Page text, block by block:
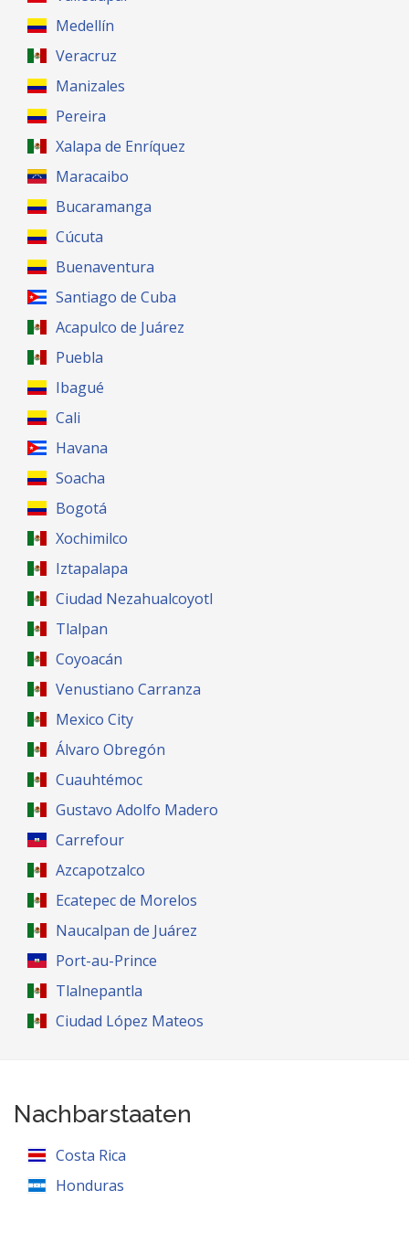
Medellín
Veracruz
Manizales
Pereira
Xalapa de Enríquez
Maracaibo
Bucaramanga
Cúcuta
Buenaventura
Santiago de Cuba
Acapulco de Juárez
Puebla
Ibagué
Cali
Havana
Soacha
Bogotá
Xochimilco
Iztapalapa
Ciudad Nezahualcoyotl
Tlalpan
Coyoacán
Venustiano Carranza
Mexico City
Álvaro Obregón
Cuauhtémoc
Gustavo Adolfo Madero
Carrefour
Azcapotzalco
Ecatepec de Morelos
Naucalpan de Juárez
Port-au-Prince
Tlalnepantla
Ciudad López Mateos
Nachbarstaaten
Costa Rica
Honduras